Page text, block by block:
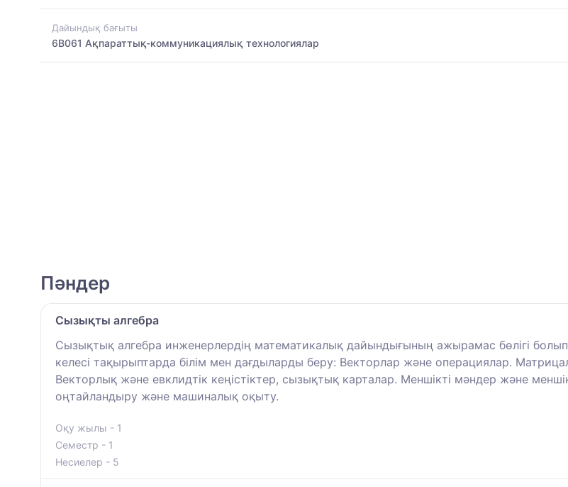
Дайындық бағыты
6B061 Ақпараттық-коммуникациялық технологиялар
Пәндер
Сызықты алгебра
Сызықтық алгебра инженерлердің математикалық дайындығының ажырамас бөлігі
келесі тақырыптарда білім мен дағдыларды беру: Векторлар және операциялар.
Векторлық және евклидтік кеңістіктер, сызықтық карталар. Меншікті мәндер және
оңтайландыру және машиналық оқыту.
Оқу жылы - 1
Семестр - 1
Несиелер - 5